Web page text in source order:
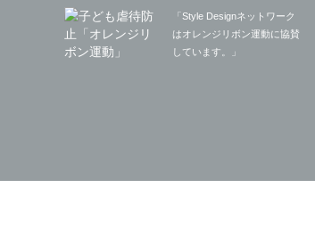
「Style Designネットワーク
はオレンジリボン運動に協賛
しています。」